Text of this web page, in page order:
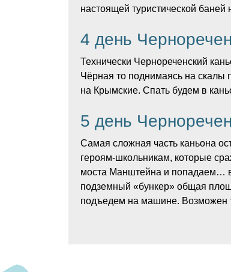
настоящей туристической
4 день
Технически Чернореченский
Чёрная то поднимаясь на скалы
на Крымские. Спать будем в
5 день
Самая сложная часть каньона
героям-школьникам, которые
моста Манштейна и попадаем…
подземный «бункер» общая
подъедем на машине. Возможен